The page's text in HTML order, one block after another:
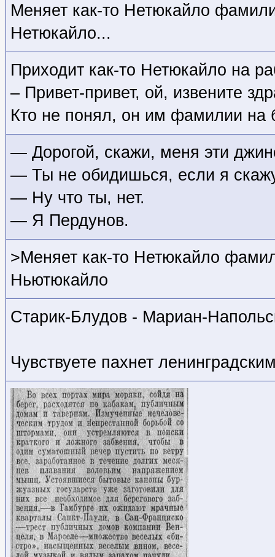
Меняет как-то Нетюкайло
Нетюкайло...
Приходит как-то Нетюкайло на
– Привет-привет, ой, извените
Кто не понял, он им фамилии на
— Дорогой, скажи, меня эти
— Ты не обидишься, если я
— Ну что ты, нет.
— Я Пердунов.
>Меняет как-то Нетюкайло
Ньютюкайло
Старик-Блудов - Мариан-
Чувствуете пахнет